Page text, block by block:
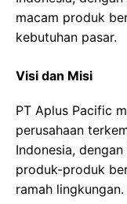
macam produk
kebutuhan pasar.
Visi dan Misi
PT Aplus Pacific
perusahaan
Indonesia,
produk-produk
ramah